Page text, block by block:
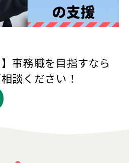
事務職を目指すなら
談ください！